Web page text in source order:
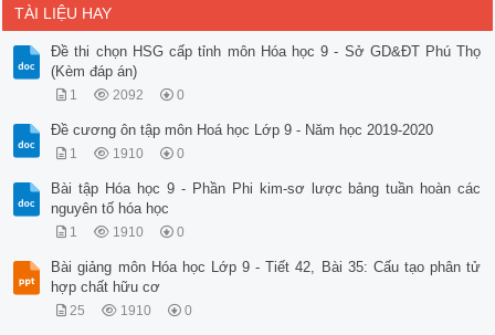
TÀI LIỆU HAY
Đề thi chọn HSG cấp tỉnh môn Hóa học 9 - Sở GD&ĐT Phú Thọ
(Kèm đáp án)
1 2092 0
Đề cương ôn tập môn Hoá học Lớp 9 - Năm học 2019-2020
1 1910 0
Bài tập Hóa học 9 - Phần Phi kim-sơ lược bảng tuần hoàn các
nguyên tố hóa học
1 1910 0
Bài giảng môn Hóa học Lớp 9 - Tiết 42, Bài 35: Cấu tạo phân tử
hợp chất hữu cơ
25 1910 0